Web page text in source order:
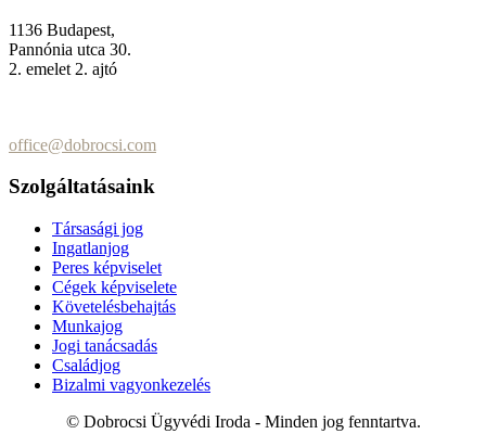
1136 Budapest,
Pannónia utca 30.
2. emelet 2. ajtó
office@dobrocsi.com
Szolgáltatásaink
Társasági jog
Ingatlanjog
Peres képviselet
Cégek képviselete
Követelésbehajtás
Munkajog
Jogi tanácsadás
Családjog
Bizalmi vagyonkezelés
© Dobrocsi Ügyvédi Iroda - Minden jog fenntartva.